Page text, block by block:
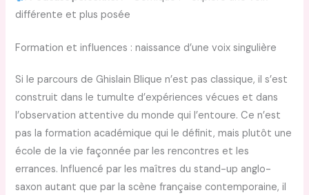
différente et plus posée
Formation et influences : naissance d’une voix singulière
Si le parcours de Ghislain Blique n’est pas classique, il s’est
construit dans le tumulte d’expériences vécues et dans
l’observation attentive du monde qui l’entoure. Ce n’est
pas la formation académique qui le définit, mais plutôt une
école de la vie façonnée par les rencontres et les
errances. Influencé par les maîtres du stand-up anglo-
saxon autant que par la scène française contemporaine, il